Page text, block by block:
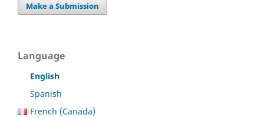
Make a Submission
Language
English
Spanish
French (Canada)